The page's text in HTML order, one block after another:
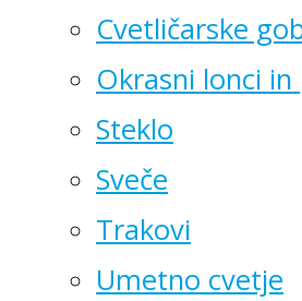
Cvetličarske
Okrasni lonci in
Steklo
Sveče
Trakovi
Umetno cvetje